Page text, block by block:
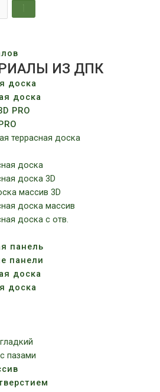
ИЗ ДПК
доска
доска
PRO
доска
доска 3D
массив 3D
доска массив
доска с отв.
панель
панели
доска
доска
пазами